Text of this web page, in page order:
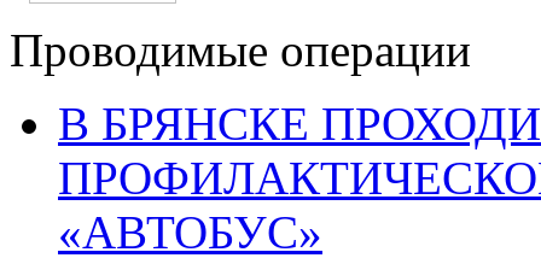
Проводимые операции
В БРЯНСКЕ
«АВТОБУС»